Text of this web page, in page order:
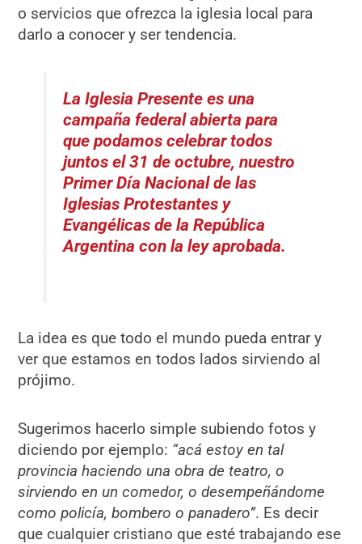
o servicios que ofrezca la iglesia local para
darlo a conocer y ser tendencia.
La Iglesia Presente es una
campaña federal abierta para
que podamos celebrar todos
juntos el 31 de octubre, nuestro
Primer Día Nacional de las
Iglesias Protestantes y
Evangélicas de la República
Argentina con la ley aprobada.
La idea es que todo el mundo pueda entrar y
ver que estamos en todos lados sirviendo al
prójimo.
Sugerimos hacerlo simple subiendo fotos y
diciendo por ejemplo: “acá estoy en tal
provincia haciendo una obra de teatro, o
sirviendo en un comedor, o desempeñándome
como policía, bombero o panadero”. Es decir
que cualquier cristiano que esté trabajando ese